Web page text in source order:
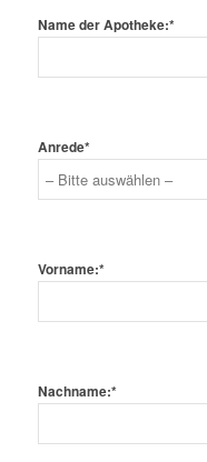
Name der Apotheke:*
Anrede*
Vorname:*
Nachname:*